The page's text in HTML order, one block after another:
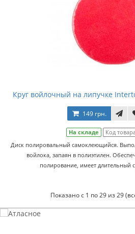
Круг войлочный на липучке
149 грн.
На складе Код
Диск полировальный самоклеющийся.
войлока, запаян в полиэтилен.
полирование, имеет длительный
Показано с 1 по 29 из 29